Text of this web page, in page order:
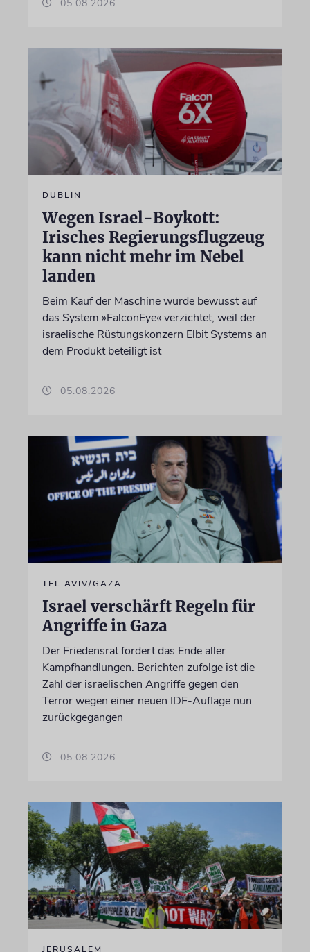
05.08.2026
DUBLIN
Wegen Israel-Boykott:
Irisches Regierungsflugzeug
kann nicht mehr im Nebel
landen
Beim Kauf der Maschine wurde bewusst auf
das System »FalconEye« verzichtet, weil der
israelische Rüstungskonzern Elbit Systems an
dem Produkt beteiligt ist
05.08.2026
TEL AVIV/GAZA
Israel verschärft Regeln für
Angriffe in Gaza
Der Friedensrat fordert das Ende aller
Kampfhandlungen. Berichten zufolge ist die
Zahl der israelischen Angriffe gegen den
Terror wegen einer neuen IDF-Auflage nun
zurückgegangen
05.08.2026
JERUSALEM